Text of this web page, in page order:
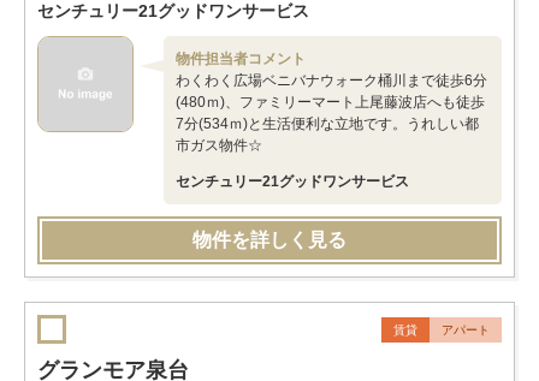
センチュリー21グッドワンサービス
物件担当者コメント
わくわく広場ベニバナウォーク桶川まで徒歩6分
(480ｍ)、ファミリーマート上尾藤波店へも徒歩
7分(534ｍ)と生活便利な立地です。うれしい都
市ガス物件☆
センチュリー21グッドワンサービス
物件を詳しく見る
賃貸 アパート
グランモア泉台